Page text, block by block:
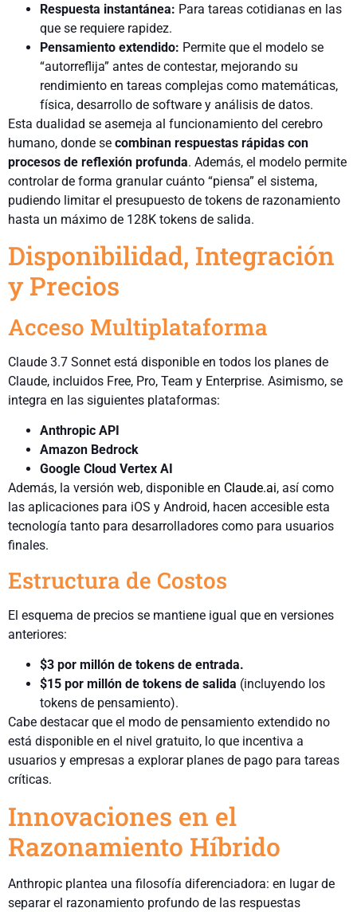
Respuesta instantánea: Para tareas cotidianas en las
que se requiere rapidez.
Pensamiento extendido: Permite que el modelo se
“autorreflija” antes de contestar, mejorando su
rendimiento en tareas complejas como matemáticas,
física, desarrollo de software y análisis de datos.
Esta dualidad se asemeja al funcionamiento del cerebro
humano, donde se combinan respuestas rápidas con
procesos de reflexión profunda. Además, el modelo permite
controlar de forma granular cuánto “piensa” el sistema,
pudiendo limitar el presupuesto de tokens de razonamiento
hasta un máximo de 128K tokens de salida.
Disponibilidad, Integración
y Precios
Acceso Multiplataforma
Claude 3.7 Sonnet está disponible en todos los planes de
Claude, incluidos Free, Pro, Team y Enterprise. Asimismo, se
integra en las siguientes plataformas:
Anthropic API
Amazon Bedrock
Google Cloud Vertex AI
Además, la versión web, disponible en Claude.ai, así como
las aplicaciones para iOS y Android, hacen accesible esta
tecnología tanto para desarrolladores como para usuarios
finales.
Estructura de Costos
El esquema de precios se mantiene igual que en versiones
anteriores:
$3 por millón de tokens de entrada.
$15 por millón de tokens de salida (incluyendo los
tokens de pensamiento).
Cabe destacar que el modo de pensamiento extendido no
está disponible en el nivel gratuito, lo que incentiva a
usuarios y empresas a explorar planes de pago para tareas
críticas.
Innovaciones en el
Razonamiento Híbrido
Anthropic plantea una filosofía diferenciadora: en lugar de
separar el razonamiento profundo de las respuestas